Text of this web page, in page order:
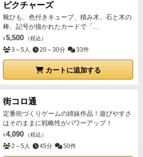
ピクチャーズ
靴ひも、色付きキューブ、積み木、石と木の
棒、記号が描かれたカードで「...
¥ 5,500 （税込）
3～5人 20～30分 33件
カートに追加する
街コロ通
定番街づくりゲームの姉妹作品！遊びやすさ
はそのままに戦略性がパワーアップ！
¥ 4,090 （税込）
2～5人 45分 50件